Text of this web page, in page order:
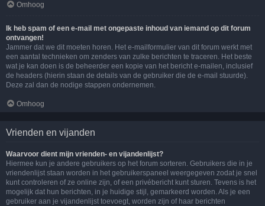
Omhoog
Ik heb spam of een e-mail met ongepaste inhoud van iemand op dit forum
ontvangen!
Jammer dat we dit moeten horen. Het e-mailformulier van dit forum werkt met
een aantal technieken om zenders van zulke berichten te traceren. Het beste
wat je kan doen is de beheerder een kopie van het bericht e-mailen, inclusief
de headers (hierin staan de details van de gebruiker die de e-mail stuurde).
Deze zal dan de nodige stappen ondernemen.
Omhoog
Vrienden en vijanden
Waarvoor dient mijn vrienden- en vijandenlijst?
Hiermee kun je andere gebruikers op het forum sorteren. Gebruikers die in je
vriendenlijst staan worden in het gebruikerspaneel weergegeven zodat je snel
kunt controleren of ze online zijn, of een privébericht kunt sturen. Tevens is het
mogelijk dat hun berichten, in je huidige stijl, gemarkeerd worden. Als je een
gebruiker aan je vijandenlijst toevoegt, worden zijn of haar berichten